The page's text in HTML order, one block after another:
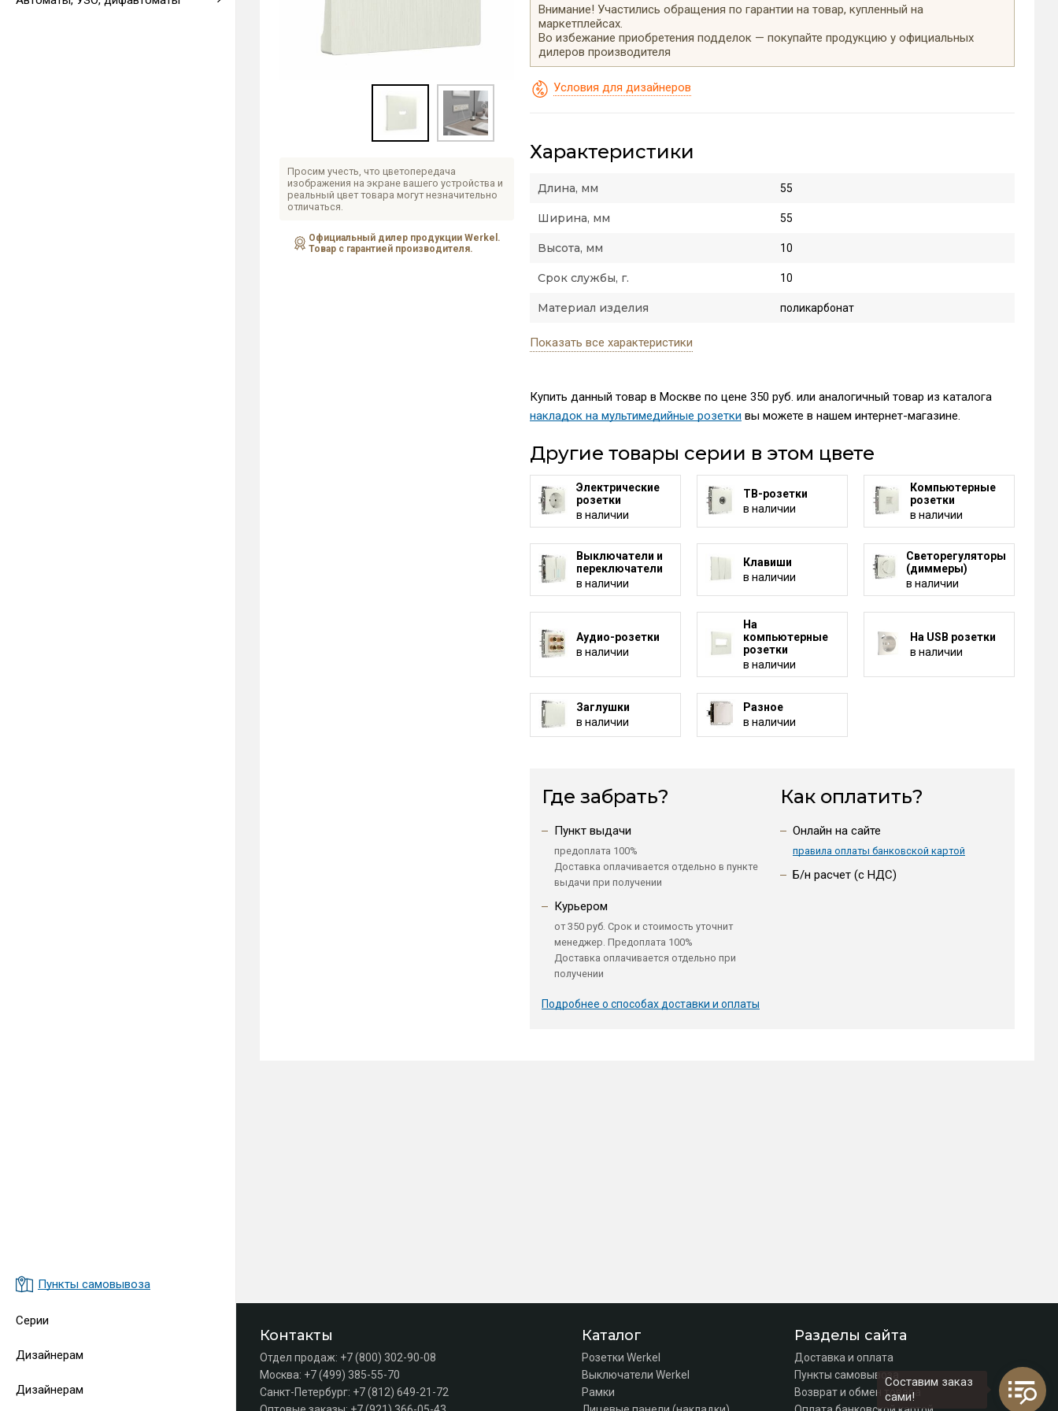
Пункты самовывоза
Серии
Дизайнерам
Дизайнерам
Просим учесть, что цветопередача
изображения на экране вашего устройства и
реальный цвет товара могут незначительно
отличаться.
Официальный дилер продукции Werkel.
Товар с гарантией производителя.
Внимание! Участились обращения по гарантии на товар, купленный на
маркетплейсах.
Во избежание приобретения подделок — покупайте продукцию у официальных
дилеров производителя
Условия для дизайнеров
Характеристики
Длина, мм 55
Ширина, мм 55
Высота, мм 10
Срок службы, г. 10
Материал изделия поликарбонат
Показать все характеристики
Купить данный товар в Москве по цене 350 руб. или аналогичный товар из каталога
накладок на мультимедийные розетки вы можете в нашем интернет-магазине.
Другие товары серии в этом цвете
Электрические
розетки
в наличии
ТВ-розетки
в наличии
Компьютерные
розетки
в наличии
Выключатели и
переключатели
в наличии
Клавиши
в наличии
Светорегуляторы
(диммеры)
в наличии
Аудио-розетки
в наличии
На
компьютерные
розетки
в наличии
На USB розетки
в наличии
Заглушки
в наличии
Разное
в наличии
Где забрать?
Пункт выдачи
предоплата 100%
Доставка оплачивается отдельно в пункте
выдачи при получении
Курьером
от 350 руб. Срок и стоимость уточнит
менеджер. Предоплата 100%
Доставка оплачивается отдельно при
получении
Подробнее о способах доставки и оплаты
Как оплатить?
Онлайн на сайте
правила оплаты банковской картой
Б/н расчет (c НДС)
Контакты
Отдел продаж: +7 (800) 302-90-08
Москва: +7 (499) 385-55-70
Санкт-Петербург: +7 (812) 649-21-72
Каталог
Розетки Werkel
Выключатели Werkel
Рамки
Разделы сайта
Доставка и оплата
Пункты самовывоза
Возврат и обмен товара
Составим заказ
сами!